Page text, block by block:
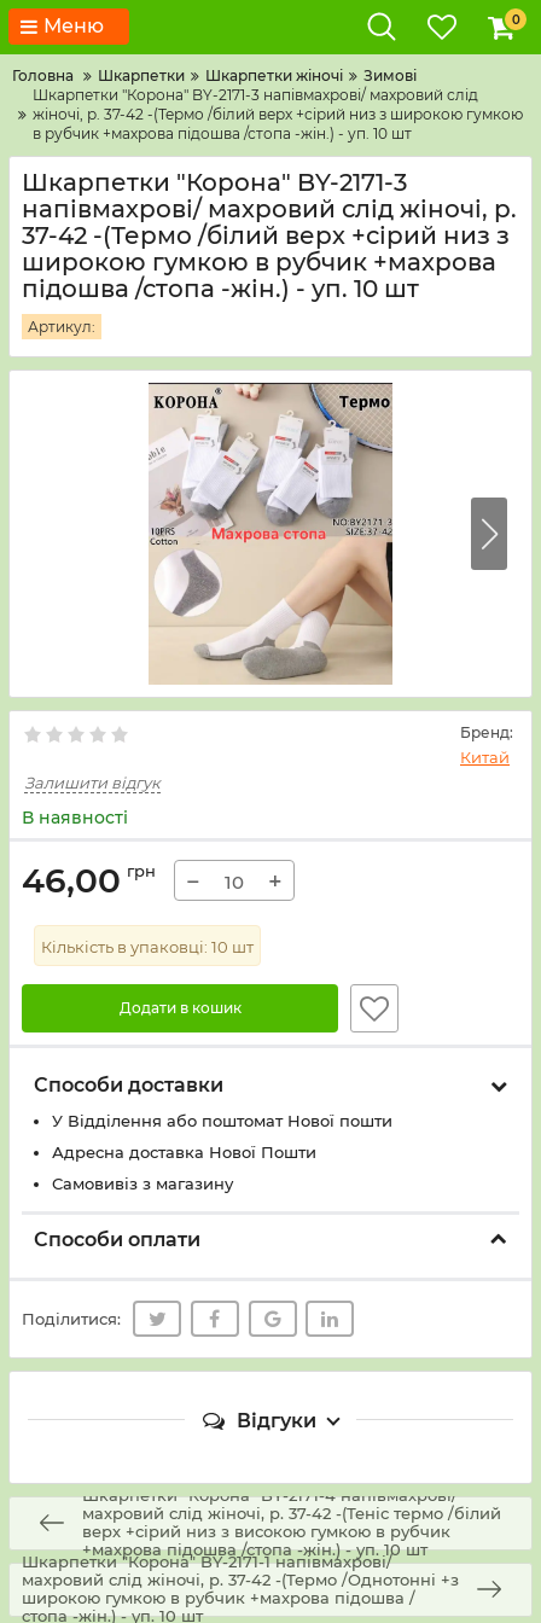
Меню 0
Головна Шкарпетки Шкарпетки жіночі
Зимові
Шкарпетки "Корона" BY-2171-3 напівмахрові/ махровий слід
жіночі, р. 37-42 -(Термо /білий верх +сірий низ з широкою гумкою
в рубчик +махрова підошва /стопа -жін.) - уп. 10 шт
Шкарпетки "Корона" BY-2171-3
напівмахрові/ махровий слід жіночі, р.
37-42 -(Термо /білий верх +сірий низ з
широкою гумкою в рубчик +махрова
підошва /стопа -жін.) - уп. 10 шт
Артикул:
Бренд:
Китай
Залишити відгук
В наявності
46,00 грн − +
Кількість в упаковці: 10 шт
Додати в кошик
Способи доставки
У Вiддiлення або поштомат Нової пошти
Адресна доставка Нової Пошти
Самовивіз з магазину
Способи оплати
Поділитися:
Відгуки
Шкарпетки "Корона" BY-2171-4 напівмахрові/
махровий слід жіночі, р. 37-42 -(Теніс термо /білий
верх +сірий низ з високою гумкою в рубчик
+махрова підошва /стопа -жін.) - уп. 10 шт
Шкарпетки "Корона" BY-2171-1 напівмахрові/
махровий слід жіночі, р. 37-42 -(Термо /Однотонні +з
широкою гумкою в рубчик +махрова підошва /
стопа -жін.) - уп. 10 шт